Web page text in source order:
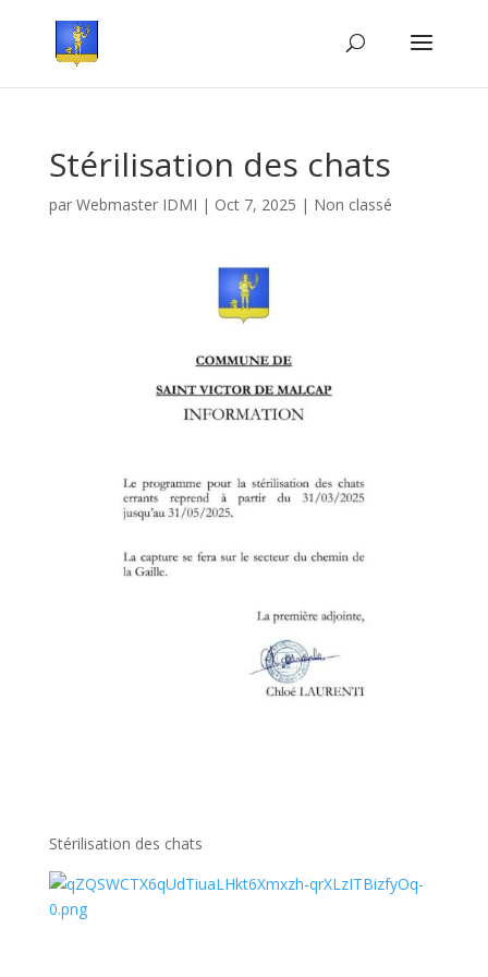
Stérilisation des chats
par Webmaster IDMI | Oct 7, 2025 | Non classé
Stérilisation des chats